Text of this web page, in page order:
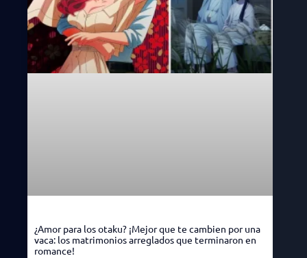
¿Amor para los otaku? ¡Mejor que te cambien por una
vaca: los matrimonios arreglados que terminaron en
romance!